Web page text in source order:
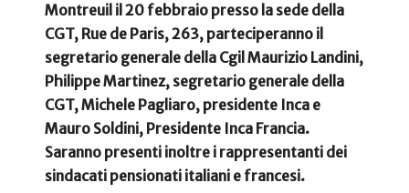
Montreuil il 20 febbraio presso la sede della
CGT, Rue de Paris, 263, parteciperanno il
segretario generale della Cgil Maurizio Landini,
Philippe Martinez, segretario generale della
CGT, Michele Pagliaro, presidente Inca e
Mauro Soldini, Presidente Inca Francia.
Saranno presenti inoltre i rappresentanti dei
sindacati pensionati italiani e francesi.